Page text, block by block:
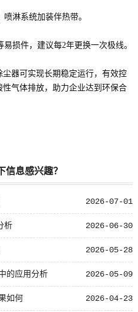
淋系统加装伴热带。
损件，建议每2年更换一次极线。
器可实现长期稳定运行，有效控
气体排放，助力企业达到环保合
信息感兴趣？
2026-07-01
2026-06-30
析
2026-05-28
2026-05-09
的应用分析
2026-04-23
如何